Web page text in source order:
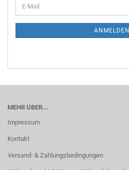
ANMELDEN
MEHR ÜBER...
Impressum
Kontakt
Versand- & Zahlungsbedingungen